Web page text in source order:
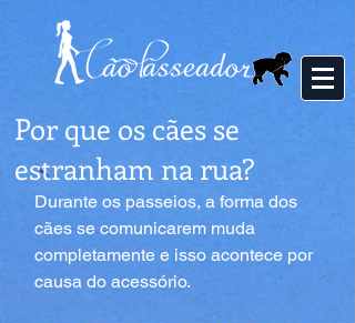
Por que os cães se
estranham na rua?
Durante os passeios, a forma dos
cães se comunicarem muda
completamente e isso acontece por
causa do acessório.